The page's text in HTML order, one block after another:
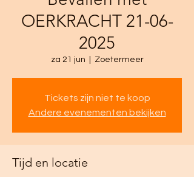
OERKRACHT 21-06-
2025
za 21 jun Zoetermeer
Tickets zijn niet te koop
Andere evenementen bekijken
Tijd en locatie